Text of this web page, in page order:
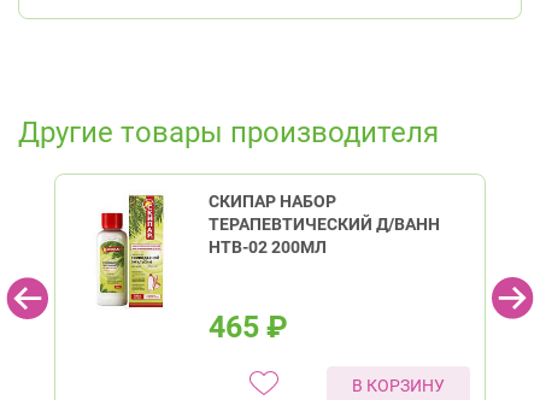
Другие товары производителя
СКИПАР НАБОР
ТЕРАПЕВТИЧЕСКИЙ Д/ВАНН
НТВ-02 200МЛ
465 ₽
В КОРЗИНУ